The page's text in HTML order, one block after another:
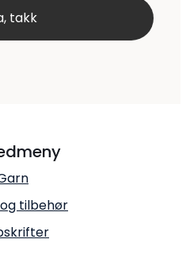
tilbehør